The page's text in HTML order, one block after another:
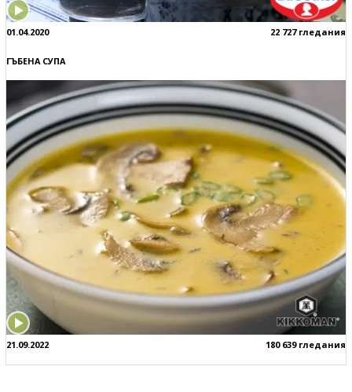
01.04.2020 22 727 гледания
ГЪБЕНА СУПА
21.09.2022 180 639 гледания